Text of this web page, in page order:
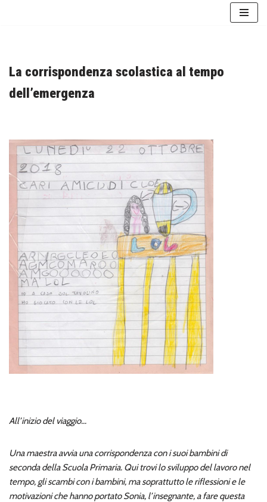
La corrispondenza scolastica al tempo
dell’emergenza
All’inizio del viaggio…
Una maestra avvia una corrispondenza con i suoi bambini di
seconda della Scuola Primaria. Qui trovi lo sviluppo del lavoro nel
tempo, gli scambi con i bambini, ma soprattutto le riflessioni e le
motivazioni che hanno portato Sonia, l’insegnante, a fare questa